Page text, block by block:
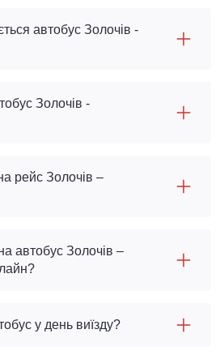
автобус Золочів -
Золочів -
рейс Золочів –
автобус Золочів –
у день виїзду?